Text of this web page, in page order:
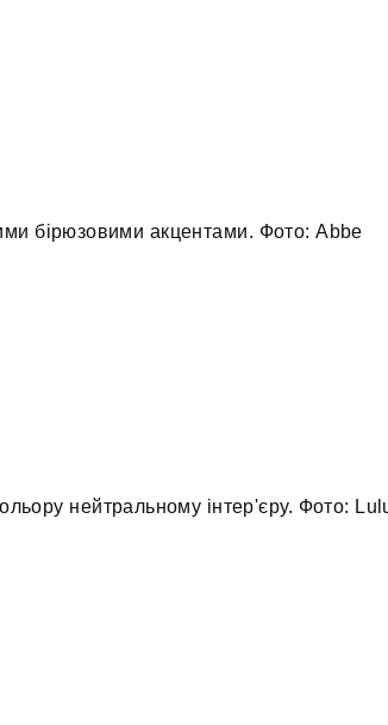
бірюзовими акцентами. Фото: Abbe
нейтральному інтер'єру. Фото: